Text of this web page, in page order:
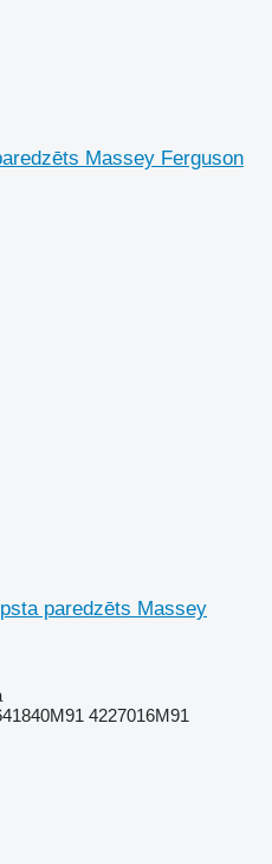
Massey Ferguson
paredzēts Massey
4227016M91